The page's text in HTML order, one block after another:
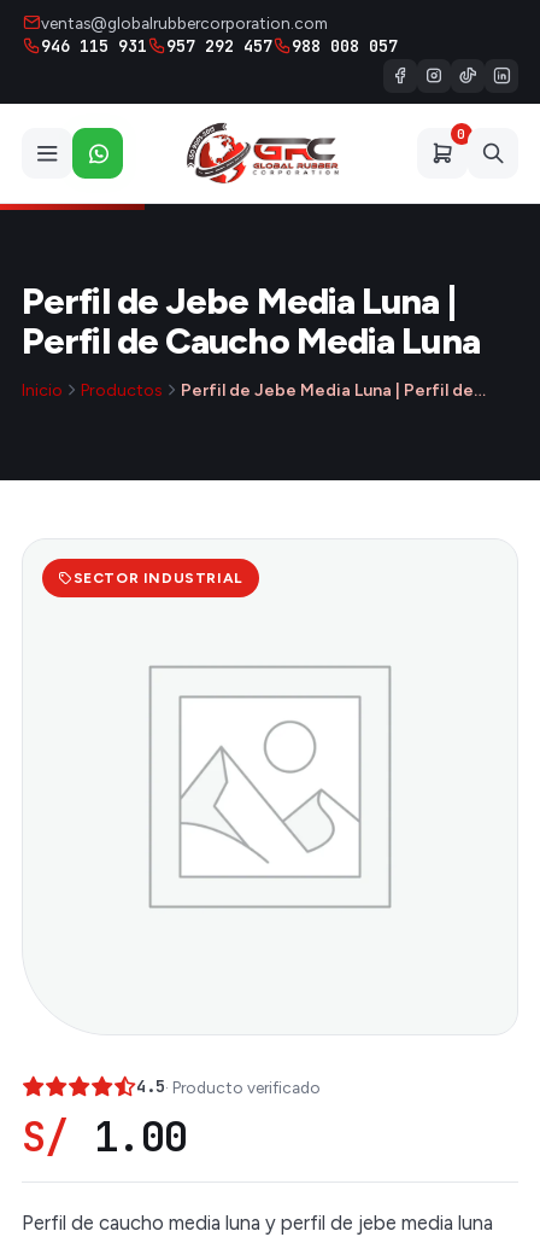
ventas@globalrubbercorporation.com
946 115 931 957 292 457 988 008 057
0
Perfil de Jebe Media Luna |
Perfil de Caucho Media Luna
Inicio Productos Perfil de Jebe Media Luna | Perfil de…
SECTOR INDUSTRIAL
4.5· Producto verificado
S/ 1.00
Perfil de caucho media luna y perfil de jebe media luna